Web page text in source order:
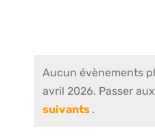
Aucun évènements
avril 2026. Passer aux
suivants .